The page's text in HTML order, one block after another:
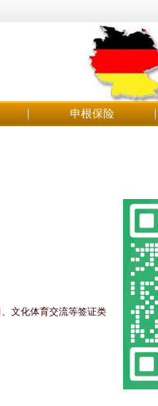
申根保险
文化体育交流等签证类